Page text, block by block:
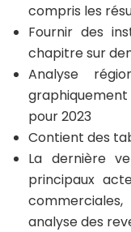
compris les
Fournir des
chapitre sur
Analyse
pour 2023
Contient des
La dernière
principaux
analyse des